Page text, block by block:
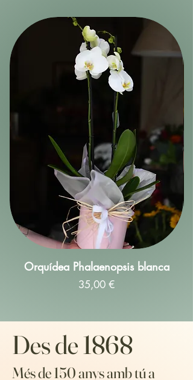
Orquídea Phalaenopsis blanca
Preu
35,00 €
Des de 1868
​Més de 150 anys amb tú a